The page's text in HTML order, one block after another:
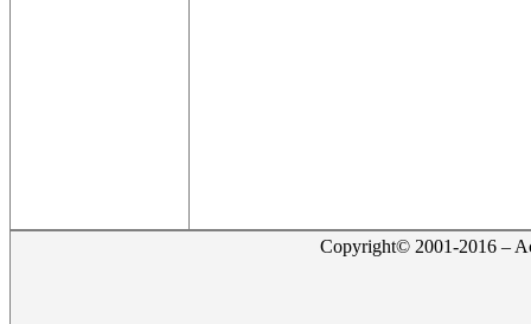
Copyright© 2001-2016 –